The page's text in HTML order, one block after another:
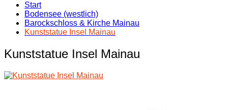
Start
Bodensee (westlich)
Barockschloss & Kirche Mainau
Kunststatue Insel Mainau
Kunststatue Insel Mainau